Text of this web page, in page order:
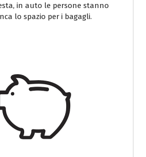
in auto le persone stanno
lo spazio per i bagagli.